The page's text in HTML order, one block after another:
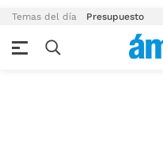
Temas del día Presupuesto